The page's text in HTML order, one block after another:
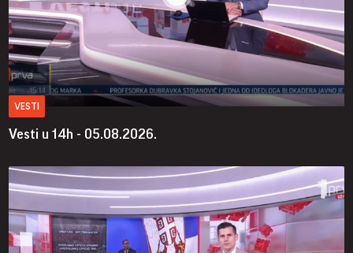
VESTI
Vesti u 14h - 05.08.2026.